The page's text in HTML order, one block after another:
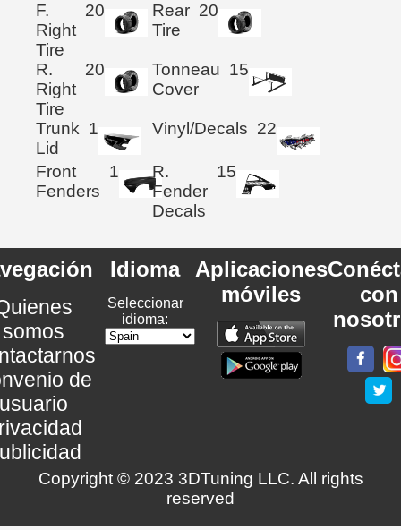
F.
Right
Tire
20
Rear
Tire
20
R.
Right
Tire
20
Tonneau
Cover
15
Trunk
Lid
1 Vinyl/Decals 22
Front
Fenders
1
R.
Fender
Decals
15
somos
de
Idioma
Seleccionar
idioma:
Aplicaciones
móviles
con
Copyright © 2023 3DTuning LLC. All rights
reserved